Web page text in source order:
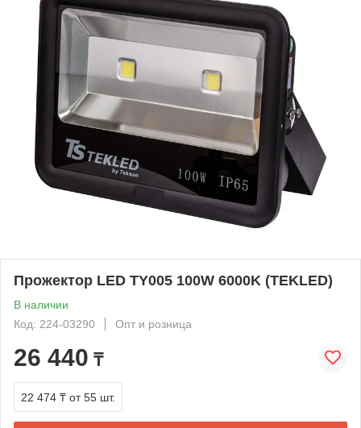
Прожектор LED TY005 100W 6000K (TEKLED)
В наличии
Код: 224-03290
Опт и розница
26 440 ₸
22 474 ₸ от 55 шт.